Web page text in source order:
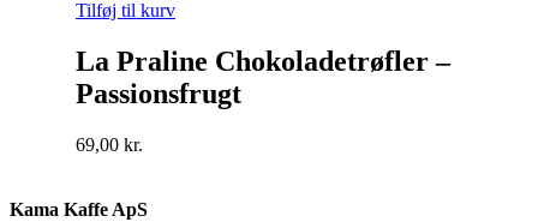
Tilføj til kurv
La Praline Chokoladetrøfler –
Passionsfrugt
69,00 kr.
Kama Kaffe ApS